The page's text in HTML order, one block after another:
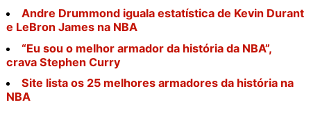
Andre Drummond iguala estatística de Kevin Durant
e LeBron James na NBA
“Eu sou o melhor armador da história da NBA”,
crava Stephen Curry
Site lista os 25 melhores armadores da história na
NBA